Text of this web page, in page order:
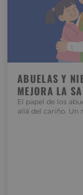
ABUELAS Y
MEJORA LA
El papel de los
allá del cariño. Un